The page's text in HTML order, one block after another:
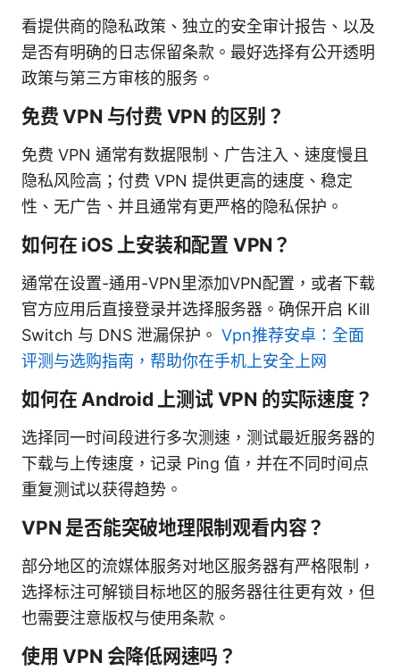
看提供商的隐私政策、独立的安全审计报告、以及
是否有明确的日志保留条款。最好选择有公开透明
政策与第三方审核的服务。
免费 VPN 与付费 VPN 的区别？
免费 VPN 通常有数据限制、广告注入、速度慢且
隐私风险高；付费 VPN 提供更高的速度、稳定
性、无广告、并且通常有更严格的隐私保护。
如何在 iOS 上安装和配置 VPN？
通常在设置-通用-VPN里添加VPN配置，或者下载
官方应用后直接登录并选择服务器。确保开启 Kill
Switch 与 DNS 泄漏保护。 Vpn推荐安卓：全面
评测与选购指南，帮助你在手机上安全上网
如何在 Android 上测试 VPN 的实际速度？
选择同一时间段进行多次测速，测试最近服务器的
下载与上传速度，记录 Ping 值，并在不同时间点
重复测试以获得趋势。
VPN 是否能突破地理限制观看内容？
部分地区的流媒体服务对地区服务器有严格限制，
选择标注可解锁目标地区的服务器往往更有效，但
也需要注意版权与使用条款。
使用 VPN 会降低网速吗？